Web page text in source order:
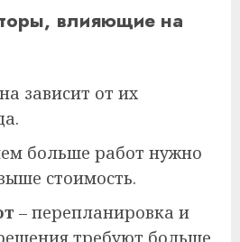
влияющие на
зависит от их
больше работ нужно
стоимость.
– перепланировка и
требуют больше